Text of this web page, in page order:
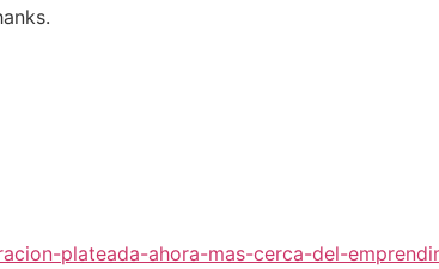
plateada-ahora-mas-cerca-del-